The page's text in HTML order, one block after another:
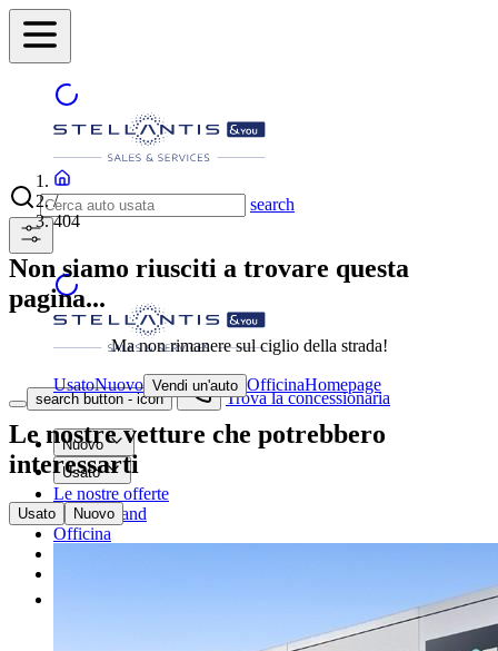
search
search button - icon Trova la concessionaria
Nuovo
Usato
Le nostre offerte
I nostri brand
Officina
/
404
Non siamo riusciti a trovare questa
pagina...
Ma non rimanere sul ciglio della strada!
UsatoNuovo Vendi un'auto OfficinaHomepage
Le nostre vetture che potrebbero
interessarti
Usato Nuovo